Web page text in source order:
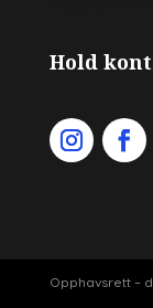
Hold
Opphavsrett –